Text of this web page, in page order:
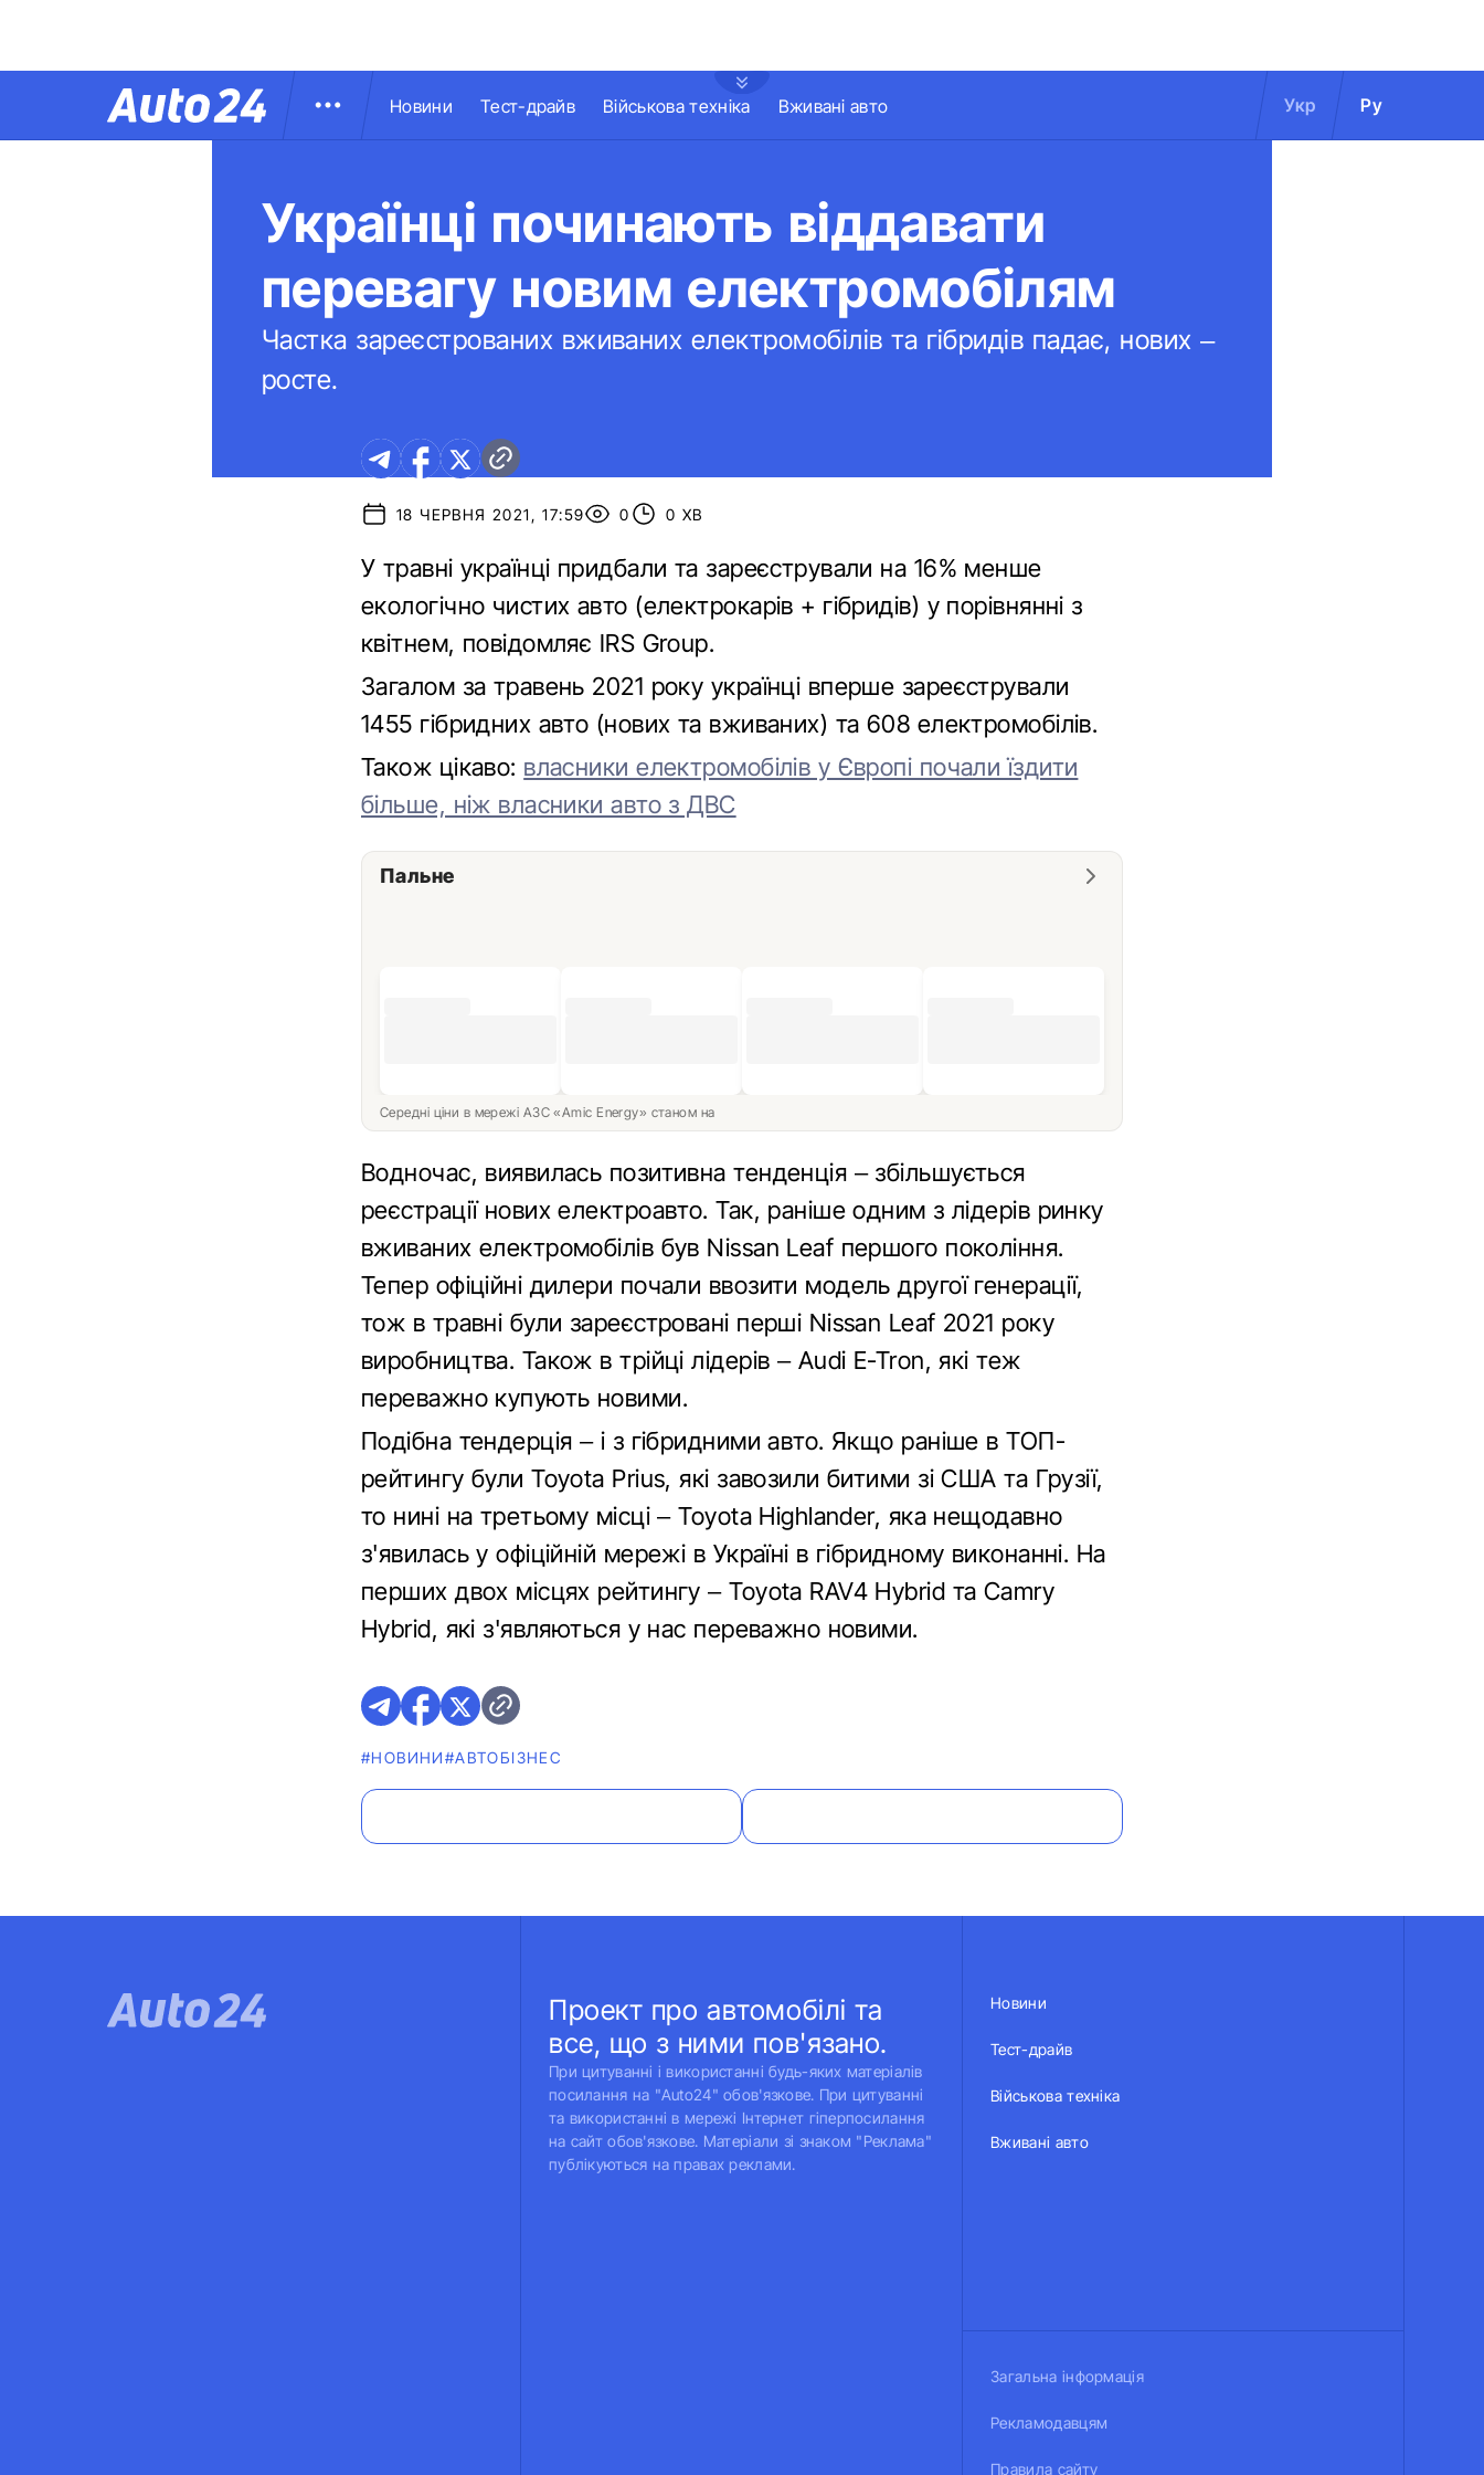
Новини Тест-драйв Військова техніка Вживані авто Укр Ру
Українці починають віддавати
перевагу новим електромобілям
Частка зареєстрованих вживаних електромобілів та гібридів падає, нових –
росте.
18 ЧЕРВНЯ 2021, 17:59 0 0 ХВ
У травні українці придбали та зареєстрували на 16% менше
екологічно чистих авто (електрокарів + гібридів) у порівнянні з
квітнем, повідомляє IRS Group.
Загалом за травень 2021 року українці вперше зареєстрували
1455 гібридних авто (нових та вживаних) та 608 електромобілів.
Також цікаво: власники електромобілів у Європі почали їздити
більше, ніж власники авто з ДВС
Пальне
Середні ціни в мережі АЗС «Amic Energy» станом на
Водночас, виявилась позитивна тенденція – збільшується
реєстрації нових електроавто. Так, раніше одним з лідерів ринку
вживаних електромобілів був Nissan Leaf першого покоління.
Тепер офіційні дилери почали ввозити модель другої генерації,
тож в травні були зареєстровані перші Nissan Leaf 2021 року
виробництва. Також в трійці лідерів – Audi E-Tron, які теж
переважно купують новими.
Подібна тендерція – і з гібридними авто. Якщо раніше в ТОП-
рейтингу були Toyota Prius, які завозили битими зі США та Грузії,
то нині на третьому місці – Toyota Highlander, яка нещодавно
з'явилась у офіційній мережі в Україні в гібридному виконанні. На
перших двох місцях рейтингу – Toyota RAV4 Hybrid та Camry
Hybrid, які з'являються у нас переважно новими.
#НОВИНИ#АВТОБІЗНЕС
Проект про автомобілі та
все, що з ними пов'язано.
При цитуванні і використанні будь-яких матеріалів
посилання на "Auto24" обов'язкове. При цитуванні
та використанні в мережі Інтернет гіперпосилання
на сайт обов'язкове. Матеріали зі знаком "Реклама"
публікуються на правах реклами.
Новини
Тест-драйв
Військова техніка
Вживані авто
Загальна інформація
Рекламодавцям
Правила сайту